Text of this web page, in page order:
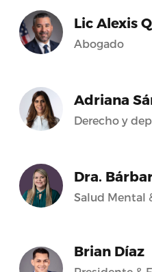
Lic Alexis
Abogado
Adriana
Derecho y
Dra.
Salud Mental
Brian Díaz